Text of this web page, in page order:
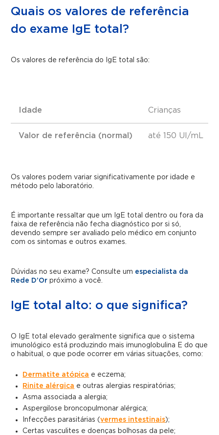
Quais os valores de referência
do exame IgE total?
Os valores de referência do IgE total são:
Idade
Valor de referência (normal)
Crianças
até 150 UI/mL
Os valores podem variar significativamente por idade e
método pelo laboratório.
É importante ressaltar que um IgE total dentro ou fora da
faixa de referência não fecha diagnóstico por si só,
devendo sempre ser avaliado pelo médico em conjunto
com os sintomas e outros exames.
Dúvidas no seu exame? Consulte um especialista da
Rede D’Or próximo a você.
IgE total alto: o que significa?
O IgE total elevado geralmente significa que o sistema
imunológico está produzindo mais imunoglobulina E do que
o habitual, o que pode ocorrer em várias situações, como:
Dermatite atópica e eczema;
Rinite alérgica e outras alergias respiratórias;
Asma associada a alergia;
Aspergilose broncopulmonar alérgica;
Infecções parasitárias (vermes intestinais);
Certas vasculites e doenças bolhosas da pele;